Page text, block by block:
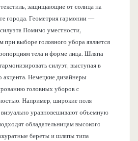
защищающие от солнца на
города. Геометрия гармонии —
Помимо уместности,
выборе головного убора является
тела и форме лица. Шляпа
силуэт, выступая в
акцента. Немецкие дизайнеры
головных уборов с
Например, широкие поля
уравновешивают объемную
обладательницам высокого
береты и шляпы типа